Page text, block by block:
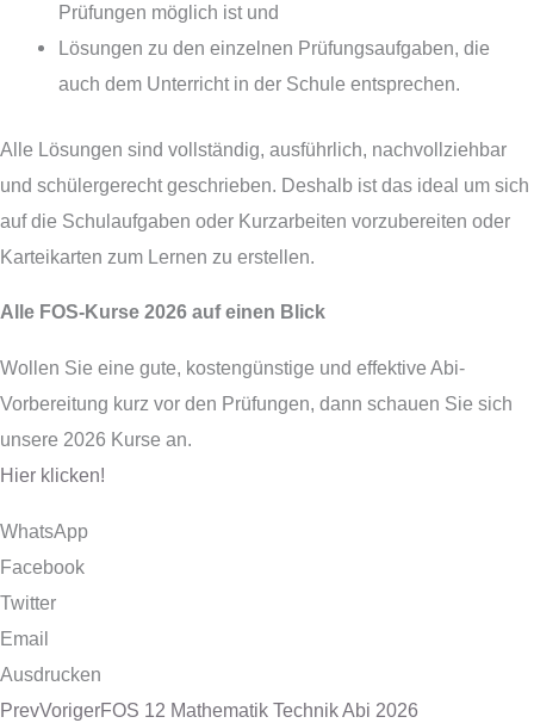
Prüfungen möglich ist und
Lösungen zu den einzelnen Prüfungsaufgaben, die
auch dem Unterricht in der Schule entsprechen.
Alle Lösungen sind vollständig, ausführlich, nachvollziehbar
und schülergerecht geschrieben. Deshalb ist das ideal um sich
auf die Schulaufgaben oder Kurzarbeiten vorzubereiten oder
Karteikarten zum Lernen zu erstellen.
Alle FOS-Kurse 2026 auf einen Blick
Wollen Sie eine gute, kostengünstige und effektive Abi-
Vorbereitung kurz vor den Prüfungen, dann schauen Sie sich
unsere 2026 Kurse an.
Hier klicken!
WhatsApp
Facebook
Twitter
Email
Ausdrucken
PrevVorigerFOS 12 Mathematik Technik Abi 2026